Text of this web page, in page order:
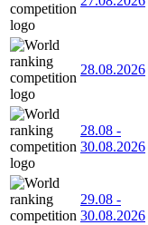
28.08.2026
28.08 -
30.08.2026
29.08 -
30.08.2026